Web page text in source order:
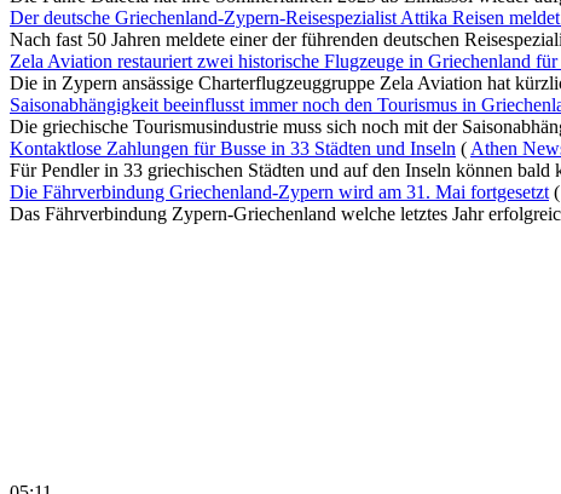
Der deutsche Griechenland-Zypern-Reisespezialist Attika Reisen
Nach fast 50 Jahren meldete einer der führenden deutschen
Zela Aviation restauriert zwei historische Flugzeuge in Griechenland
Die in Zypern ansässige Charterflugzeuggruppe Zela Aviation hat
Saisonabhängigkeit beeinflusst immer noch den Tourismus in
Die griechische Tourismusindustrie muss sich noch mit der
Kontaktlose Zahlungen für Busse in 33 Städten und Inseln ( Athen
Für Pendler in 33 griechischen Städten und auf den Inseln können bald
Die Fährverbindung Griechenland-Zypern wird am 31. Mai fortgesetzt (
Das Fährverbindung Zypern-Griechenland welche letztes Jahr